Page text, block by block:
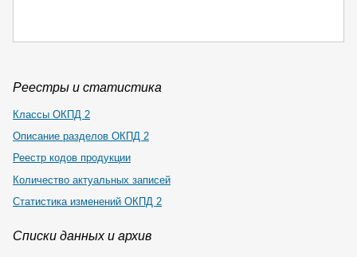
Реестры и статистика
Классы ОКПД 2
Описание разделов ОКПД 2
Реестр кодов продукции
Количество актуальных записей
Статистика изменений ОКПД 2
Списки данных и архив